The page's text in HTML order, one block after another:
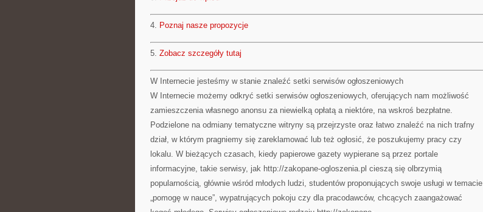
4. Poznaj nasze propozycje
5. Zobacz szczegóły tutaj
W Internecie jesteśmy w stanie znaleźć setki serwisów ogłoszeniowych
W Internecie możemy odkryć setki serwisów ogłoszeniowych, oferujących nam możliwość
zamieszczenia własnego anonsu za niewielką opłatą a niektóre, na wskroś bezpłatne.
Podzielone na odmiany tematyczne witryny są przejrzyste oraz łatwo znaleźć na nich trafny
dział, w którym pragniemy się zareklamować lub też ogłosić, że poszukujemy pracy czy
lokalu. W bieżących czasach, kiedy papierowe gazety wypierane są przez portale
informacyjne, takie serwisy, jak http://zakopane-ogloszenia.pl cieszą się olbrzymią
popularnością, głównie wśród młodych ludzi, studentów proponujących swoje usługi w temacie
„pomogę w nauce”, wypatrujących pokoju czy dla pracodawców, chcących zaangażować